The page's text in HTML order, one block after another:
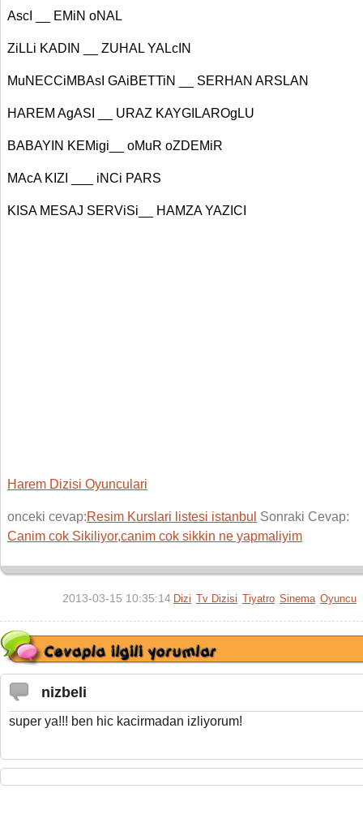
AscI __ EMiN oNAL
ZiLLi KADIN __ ZUHAL YALcIN
MuNECCiMBAsI GAiBETTiN __ SERHAN ARSLAN
HAREM AgASI __ URAZ KAYGILAROgLU
BABAYIN KEMigi__ oMuR oZDEMiR
MAcA KIZI ___ iNCi PARS
KISA MESAJ SERViSi__ HAMZA YAZICI
Harem Dizisi Oyunculari
onceki cevap:Resim Kurslari listesi istanbul Sonraki Cevap:
Canim cok Sikiliyor,canim cok sikkin ne yapmaliyim
2013-03-15 10:35:14 Dizi Tv Dizisi Tiyatro Sinema Oyuncu
nizbeli
super ya!!! ben hic kacirmadan izliyorum!